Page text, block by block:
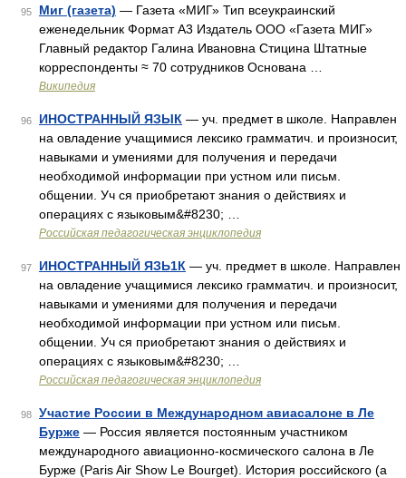
95 Миг (газета) — Газета «МИГ» Тип всеукраинский
еженедельник Формат A3 Издатель ООО «Газета МИГ»
Главный редактор Галина Ивановна Стицина Штатные
корреспонденты ≈ 70 сотрудников Основана …
Википедия
96 ИНОСТРАННЫЙ ЯЗЫК — уч. предмет в школе. Направлен
на овладение учащимися лексико грамматич. и произносит,
навыками и умениями для получения и передачи
необходимой информации при устном или письм.
общении. Уч ся приобретают знания о действиях и
операциях с языковым&#8230; …
Российская педагогическая энциклопедия
97 ИНОСТРАННЫЙ ЯЗЬ1К — уч. предмет в школе. Направлен
на овладение учащимися лексико грамматич. и произносит,
навыками и умениями для получения и передачи
необходимой информации при устном или письм.
общении. Уч ся приобретают знания о действиях и
операциях с языковым&#8230; …
Российская педагогическая энциклопедия
98
Участие России в Международном авиасалоне в Ле
Бурже — Россия является постоянным участником
международного авиационно‑космического салона в Ле
Бурже (Paris Air Show Le Bourget). История российского (а